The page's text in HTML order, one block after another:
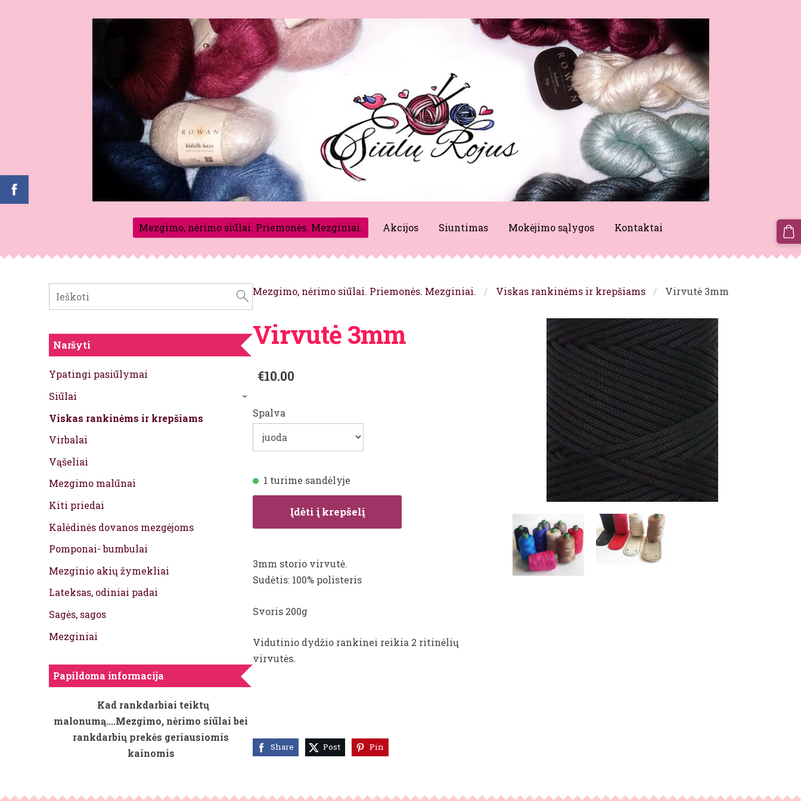
Mezgimo, nėrimo siūlai. Priemonės. Mezginiai. Akcijos Siuntimas Mokėjimo sąlygos Kontaktai
Naršyti
Ypatingi pasiūlymai
Siūlai
›
Viskas rankinėms ir krepšiams
Virbalai
Vąšeliai
Mezgimo malūnai
Kiti priedai
Kalėdinės dovanos mezgėjoms
Pomponai- bumbulai
Mezginio akių žymekliai
Lateksas, odiniai padai
Sagės, sagos
Mezginiai
Papildoma informacija
Kad rankdarbiai teiktų
malonumą....Mezgimo, nėrimo siūlai bei
rankdarbių prekės geriausiomis
kainomis
Mezgimo, nėrimo siūlai. Priemonės. Mezginiai. Viskas rankinėms ir krepšiams Virvutė 3mm
Virvutė 3mm
€10.00
Spalva
1 turime sandėlyje
Įdėti į krepšelį
3mm storio virvutė.
Sudėtis: 100% polisteris
Svoris 200g
Vidutinio dydžio rankinei reikia 2 ritinėlių
virvutės.
Share Post Pin